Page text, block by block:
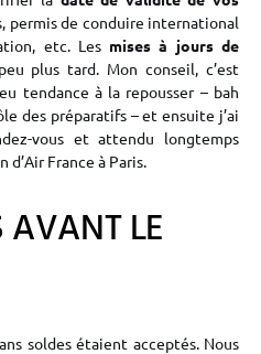
permis de conduire international
etc. Les mises à jours de
plus tard. Mon conseil, c’est
tendance à la repousser – bah
des préparatifs – et ensuite j’ai
vous et attendu longtemps
France à Paris.
LE
soldes étaient acceptés. Nous